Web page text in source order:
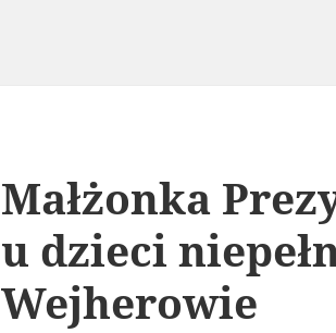
Małżonka
u dzieci
Wejherowie